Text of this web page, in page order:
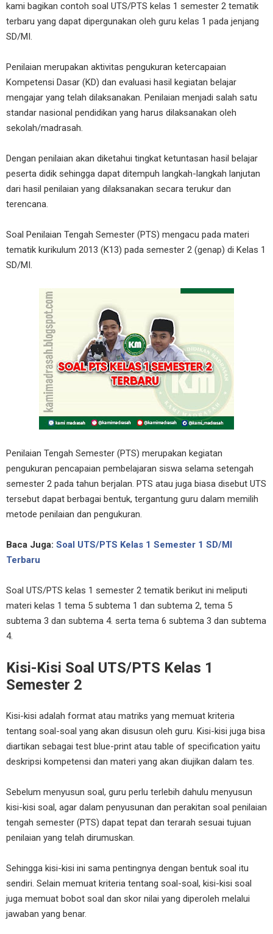
kami bagikan contoh soal UTS/PTS kelas 1 semester 2 tematik
terbaru yang dapat dipergunakan oleh guru kelas 1 pada jenjang
SD/MI.
Penilaian merupakan aktivitas pengukuran ketercapaian
Kompetensi Dasar (KD) dan evaluasi hasil kegiatan belajar
mengajar yang telah dilaksanakan. Penilaian menjadi salah satu
standar nasional pendidikan yang harus dilaksanakan oleh
sekolah/madrasah.
Dengan penilaian akan diketahui tingkat ketuntasan hasil belajar
peserta didik sehingga dapat ditempuh langkah-langkah lanjutan
dari hasil penilaian yang dilaksanakan secara terukur dan
terencana.
Soal Penilaian Tengah Semester (PTS) mengacu pada materi
tematik kurikulum 2013 (K13) pada semester 2 (genap) di Kelas 1
SD/MI.
Penilaian Tengah Semester (PTS) merupakan kegiatan
pengukuran pencapaian pembelajaran siswa selama setengah
semester 2 pada tahun berjalan. PTS atau juga biasa disebut UTS
tersebut dapat berbagai bentuk, tergantung guru dalam memilih
metode penilaian dan pengukuran.
Baca Juga: Soal UTS/PTS Kelas 1 Semester 1 SD/MI
Terbaru
Soal UTS/PTS kelas 1 semester 2 tematik berikut ini meliputi
materi kelas 1 tema 5 subtema 1 dan subtema 2, tema 5
subtema 3 dan subtema 4. serta tema 6 subtema 3 dan subtema
4.
Kisi-Kisi Soal UTS/PTS Kelas 1
Semester 2
Kisi-kisi adalah format atau matriks yang memuat kriteria
tentang soal-soal yang akan disusun oleh guru. Kisi-kisi juga bisa
diartikan sebagai test blue-print atau table of specification yaitu
deskripsi kompetensi dan materi yang akan diujikan dalam tes.
Sebelum menyusun soal, guru perlu terlebih dahulu menyusun
kisi-kisi soal, agar dalam penyusunan dan perakitan soal penilaian
tengah semester (PTS) dapat tepat dan terarah sesuai tujuan
penilaian yang telah dirumuskan.
Sehingga kisi-kisi ini sama pentingnya dengan bentuk soal itu
sendiri. Selain memuat kriteria tentang soal-soal, kisi-kisi soal
juga memuat bobot soal dan skor nilai yang diperoleh melalui
jawaban yang benar.